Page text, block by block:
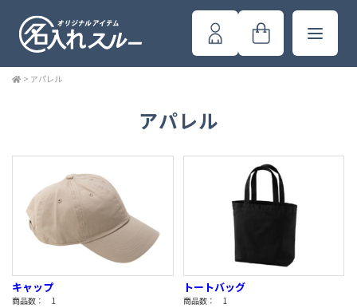
> アパレル
アパレル
キャップ
商品数： 1
トートバッグ
商品数： 1